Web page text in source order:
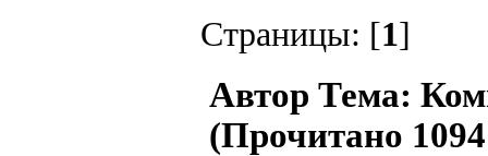
Страницы: [1]
Автор Тема:
(Прочитано